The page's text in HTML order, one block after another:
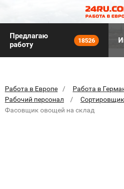
Предлагаю
работу
18526
Работа в Европе
Работа в
Рабочий персонал
Сортировщик
Фасовщик овощей на склад